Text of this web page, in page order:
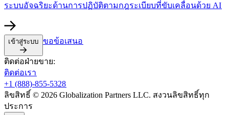
ระบบอัจฉริยะด้านการปฏิบัติตามกฎระเบียบที่ขับเคลื่อนด้วย AI​​
เข้าสู่ระบบ​​ ขอข้อเสนอ​​
ติดต่อฝ่ายขาย:​​
ติดต่อเรา​​
+1 (888)-855-5328​​
ลิขสิทธิ์ © 2026 Globalization Partners LLC. สงวนลิขสิทธิ์ทุก
ประการ​​